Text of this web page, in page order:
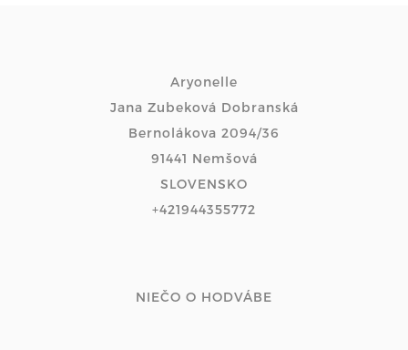
Aryonelle
Jana Zubeková Dobranská
Bernolákova 2094/36
91441 Nemšová
SLOVENSKO
+421944355772
NIEČO O HODVÁBE